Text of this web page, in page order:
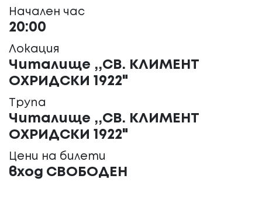
Начален час
20:00
Локация
Читалище ,,СВ. КЛИМЕНТ
ОХРИДСКИ 1922"
Трупа
Читалище ,,СВ. КЛИМЕНТ
ОХРИДСКИ 1922"
Цени на билети
вход СВОБОДЕН